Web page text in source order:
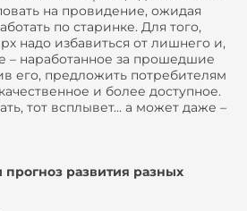
на провидение, ожидая
по старинке. Для того,
надо избавиться от лишнего и,
– наработанное за прошедшие
его, предложить потребителям
и более доступное.
тот всплывет… а может даже –
развития разных